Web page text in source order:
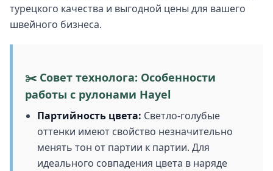
турецкого качества и выгодной цены для вашего
швейного бизнеса.
✂️ Совет технолога: Особенности
работы с рулонами Hayel
Партийность цвета: Светло-голубые
оттенки имеют свойство незначительно
менять тон от партии к партии. Для
идеального совпадения цвета в наряде